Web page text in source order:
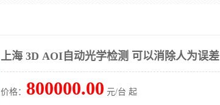
上海 3D AOI自动光学检测 可以消除人为误差
价格： 800000.00 元/台 起